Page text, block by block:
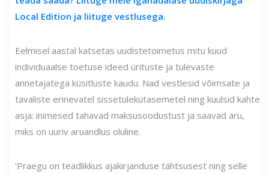
Local Edition ja liituge vestlusega.
Eelmisel aastal katsetas uudistetoimetus mitu kuud
individuaalse toetuse ideed ürituste ja tulevaste
annetajatega küsitluste kaudu. Nad vestlesid võimsate ja
tavaliste erinevatel sissetulekutasemetel ning kuulsid kahte
asja: inimesed tahavad maksusoodustust ja saavad aru,
miks on uuriv aruandlus oluline.
'Praegu on teadlikkus ajakirjanduse tähtsusest ning selle